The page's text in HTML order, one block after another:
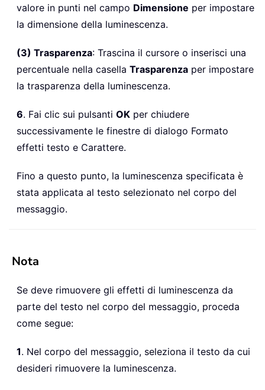
valore in punti nel campo Dimensione per impostare
la dimensione della luminescenza.
(3) Trasparenza: Trascina il cursore o inserisci una
percentuale nella casella Trasparenza per impostare
la trasparenza della luminescenza.
6. Fai clic sui pulsanti OK per chiudere
successivamente le finestre di dialogo Formato
effetti testo e Carattere.
Fino a questo punto, la luminescenza specificata è
stata applicata al testo selezionato nel corpo del
messaggio.
Nota
Se deve rimuovere gli effetti di luminescenza da
parte del testo nel corpo del messaggio, proceda
come segue:
1. Nel corpo del messaggio, seleziona il testo da cui
desideri rimuovere la luminescenza.